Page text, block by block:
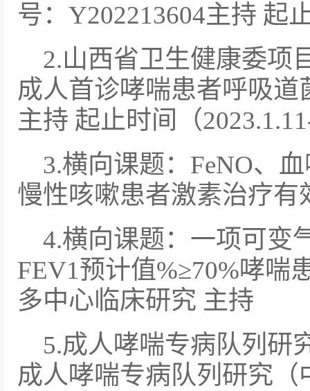
号：Y202213604主持 起
2.山西省卫生健康委项
成人首诊哮喘患者呼吸
主持 起止时间（
3.横向课题：FeNO、
慢性咳嗽患者激素治疗有
4.横向课题：一项可变
FEV1预计值%≥70%哮喘
多中心临床研究 主持
5.成人哮喘专病队列研
成人哮喘专病队列研究（